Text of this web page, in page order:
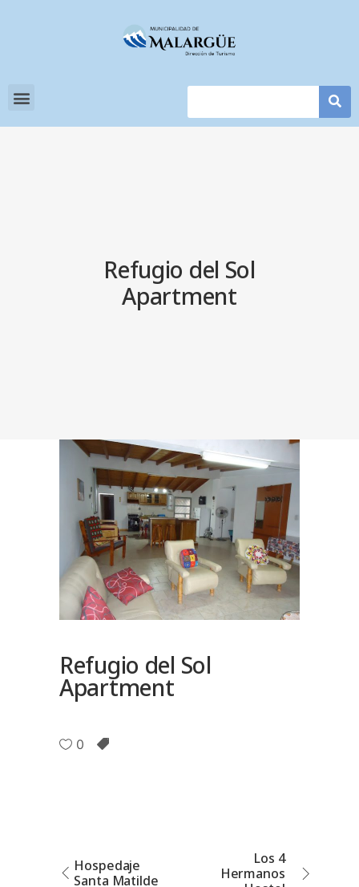
Refugio del Sol
Apartment
Refugio del Sol
Apartment
0
Hospedaje
Santa Matilde
Los 4
Hermanos